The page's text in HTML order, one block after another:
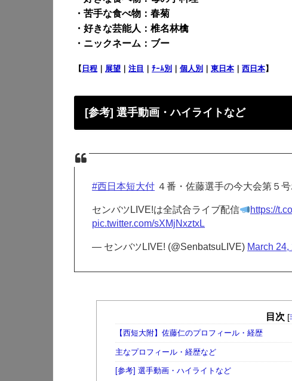
・苦手な食べ物：春菊
・好きな芸能人：椎名林檎
・ニックネーム：ブー
【 日程 展望 注目 ﾁｰﾑ別 個人別 東日本 西日本】
[参考] 選手動画・ハイライトなど
#西日本短大付 ４番・佐藤選手の今大会第５
センバツLIVE!は全試合ライブ配信 https://
pic.twitter.com/sXMjNxztxL
— センバツLIVE! (@SenbatsuLIVE) March 24,
目次 [
【西短大附】佐藤仁のプロフィール・経歴
主なプロフィール・経歴など
[参考] 選手動画・ハイライトなど